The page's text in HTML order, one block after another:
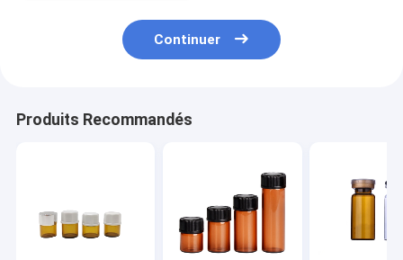
Continuer
Produits Recommandés